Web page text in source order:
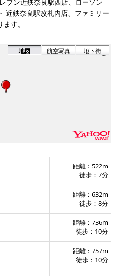
ブン近鉄奈良駅西店、ローソン
近鉄奈良駅改札内店、ファミリー
す。
地図 航空写真 地下街
距離：522m
徒歩：7分
距離：632m
徒歩：8分
距離：736m
徒歩：10分
距離：757m
徒歩：10分